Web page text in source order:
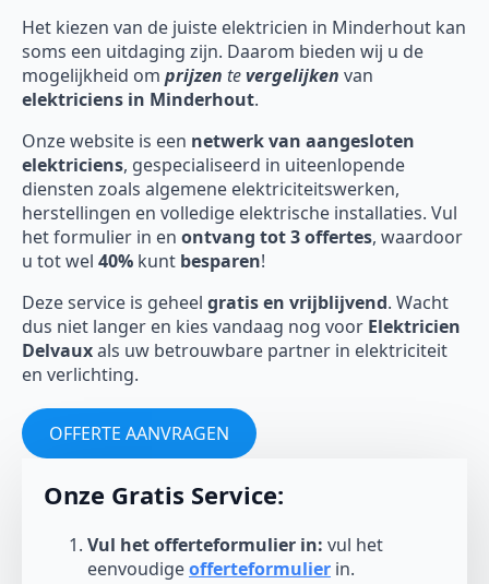
Het kiezen van de juiste elektricien in Minderhout kan
soms een uitdaging zijn. Daarom bieden wij u de
mogelijkheid om prijzen tevergelijken van
elektriciens in Minderhout.
Onze website is een netwerk van aangesloten
elektriciens, gespecialiseerd in uiteenlopende
diensten zoals algemene elektriciteitswerken,
herstellingen en volledige elektrische installaties. Vul
het formulier in en ontvang tot 3 offertes, waardoor
u tot wel 40% kunt besparen!
Deze service is geheel gratis en vrijblijvend. Wacht
dus niet langer en kies vandaag nog voor Elektricien
Delvauxals uw betrouwbare partner in elektriciteit
en verlichting.
OFFERTE AANVRAGEN
Onze Gratis Service:
Vul het offerteformulier in: vul het
eenvoudigeofferteformulier in.